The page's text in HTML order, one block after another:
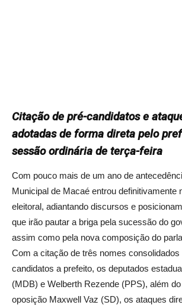
Citação de pré-candidatos e
adotadas de forma direta pelo
sessão ordinária de terça-feira
Com pouco mais de um ano de
Municipal de Macaé entrou definitivamente
eleitoral, adiantando discursos e
que irão pautar a briga pela sucessão do
assim como pela nova composição do
Com a citação de três nomes
candidatos a prefeito, os deputados
(MDB) e Welberth Rezende (PPS), além
oposição Maxwell Vaz (SD), os ataques